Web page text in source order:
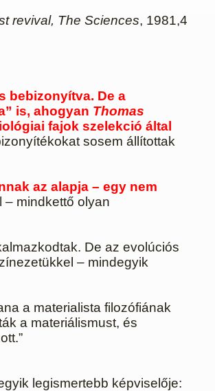
revival, The Sciences, 1981,4
bebizonyítva. De a
is, ahogyan Thomas
fajok szelekció által
sosem állítottak
az alapja – egy nem
– mindkettő olyan
De az evolúciós
– mindegyik
a materialista filozófiának
a materiálismust, és
legismertebb képviselője: